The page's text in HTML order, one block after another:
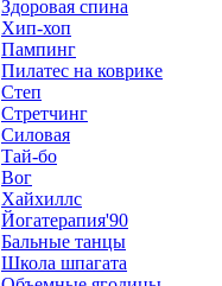
Здоровая спина
Хип-хоп
Пампинг
Пилатес на коврике
Степ
Стретчинг
Силовая
Тай-бо
Вог
Хайхиллс
Йогатерапия'90
Бальные танцы
Школа шпагата